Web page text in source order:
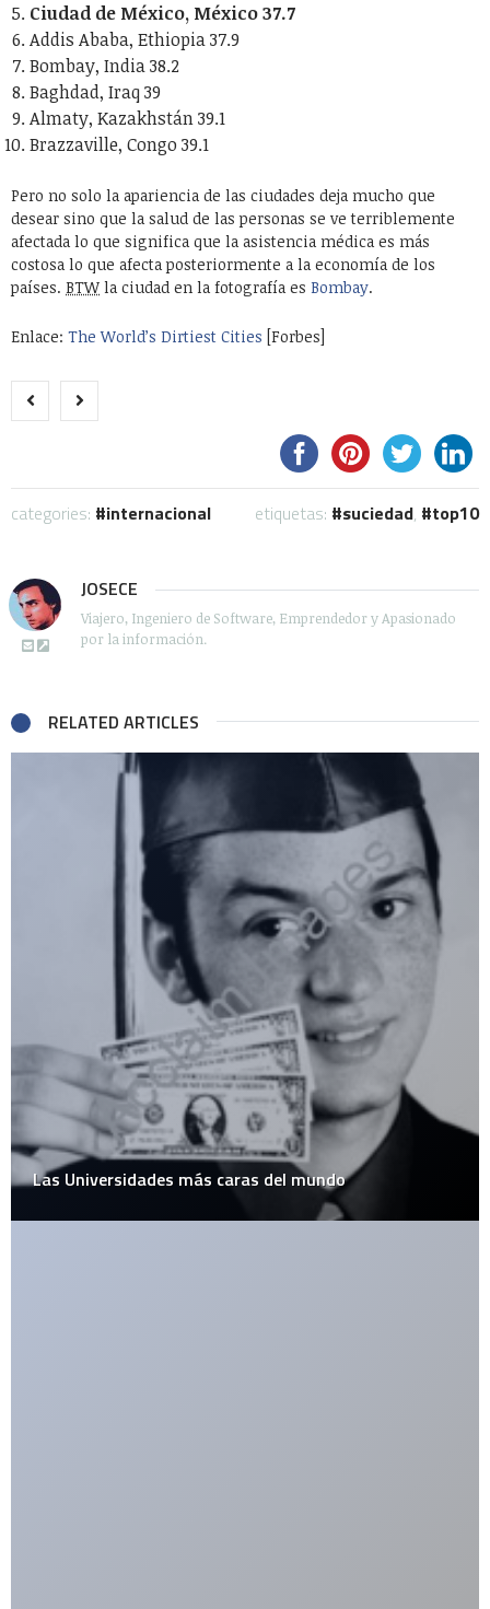
Ciudad de México, México 37.7
Addis Ababa, Ethiopia 37.9
Bombay, India 38.2
Baghdad, Iraq 39
Almaty, Kazakhstán 39.1
Brazzaville, Congo 39.1
Pero no solo la apariencia de las ciudades deja mucho que
desear sino que la salud de las personas se ve terriblemente
afectada lo que significa que la asistencia médica es más
costosa lo que afecta posteriormente a la economía de los
países. BTW la ciudad en la fotografía es Bombay.
Enlace: The World’s Dirtiest Cities [Forbes]
categories: internacional etiquetas: suciedad, top10
JOSECE
Viajero, Ingeniero de Software, Emprendedor y Apasionado
por la información.
RELATED ARTICLES
Las Universidades más caras del mundo